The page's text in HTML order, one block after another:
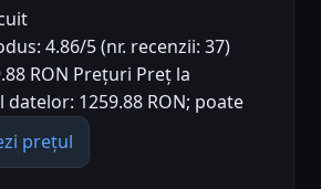
4.86/5 (nr. recenzii: 37)
RON Prețuri Preț la
1259.88 RON; poate
prețul